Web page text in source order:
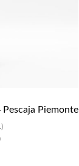
Piemonte